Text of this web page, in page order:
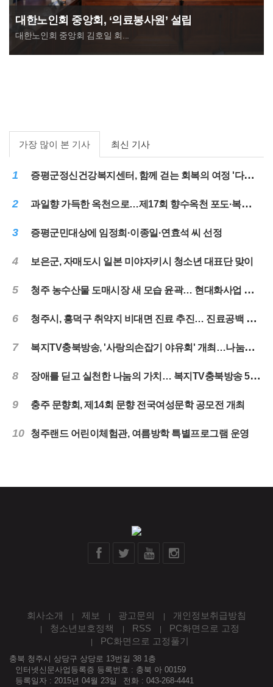
대한노인회 중앙회, ‘의료봉사원’ 설립
대한노인회 중앙회 김호일 회...
가장 많이 본 기사 최신 기사
1 증평군정신건강복지센터, 함께 걷는 회복의 여정 '다시ON, 여름나들이'
2 과일향 가득한 옥천으로…제17회 향수옥천 포도·복숭아축제 31일 개막
3 증평군민대상에 임정희·이종일·연효석 씨 선정
4 보은군, 자매도시 일본 미야자키시 청소년 대표단 맞이
5 청주 농수산물 도매시장 새 모습 윤곽… 현대화사업 순항
6 청주시, 흥덕구 취약지 비대면 진료 추진… 진료공백 해소
7 복지TV충북방송, '사랑의손잡기 야유회' 개최…나눔과 화합의 시간 마련
8 장애를 딛고 실천한 나눔의 가치… 복지TV충북방송 5년 떡나눔 마무리
9 충주 문향회, 제14회 문향 전국여성문학 공모전 개최
10 청주랜드 어린이체험관, 여름방학 특별프로그램 운영
회사소개 제보 광고문의
개인정보취급방침
청소년보호정책
RSS
PC화면으로 고정
PC화면으로 고정풀기
충북 청주시 상당구 상당로 13번길 38 1층
인터넷신문사업등록증 등록번호 : 충북 아 00159
등록일자 : 2015년 04월 23일
전화 : 043-268-4441